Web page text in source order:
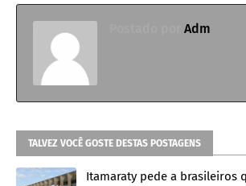
Adm
TALVEZ VOCÊ GOSTE DESTAS POSTAGENS
Itamaraty pede a brasileiros